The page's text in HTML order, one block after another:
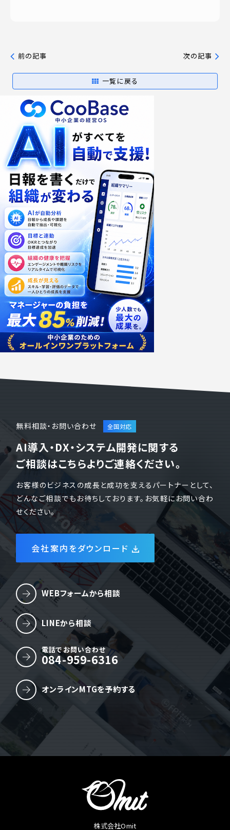
前の記事
一覧に戻る
次の記事
無料相談・お問い合わせ
AI導入・DX・システム開発に関する
ご相談はこちらよりご連絡ください。
お客様のビジネスの成長と成功を支えるパートナーとして、
どんなご相談でもお待ちしております。お気軽にお問い合わ
せください。
会社案内をダウンロード
WEBフォームから相談
LINEから相談
電話でお問い合わせ
084-959-6316
オンラインMTGを予約する
株式会社Omit